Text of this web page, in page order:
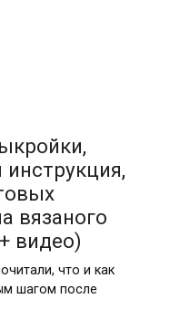
вязаного
видео)
что и как
шагом после